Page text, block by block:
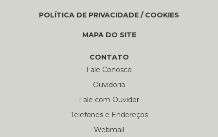
POLÍTICA DE PRIVACIDADE / COOKIES
MAPA DO SITE
CONTATO
Fale Conosco
Ouvidoria
Fale com Ouvidor
Telefones e Endereços
Webmail